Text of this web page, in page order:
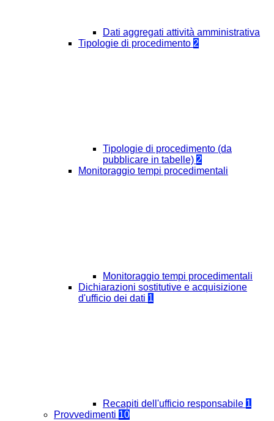
Dati aggregati attività amministrativa
Tipologie di procedimento 2
Tipologie di procedimento (da
pubblicare in tabelle) 2
Monitoraggio tempi procedimentali
Monitoraggio tempi procedimentali
Dichiarazioni sostitutive e acquisizione
d'ufficio dei dati 1
Recapiti dell'ufficio responsabile 1
Provvedimenti 10